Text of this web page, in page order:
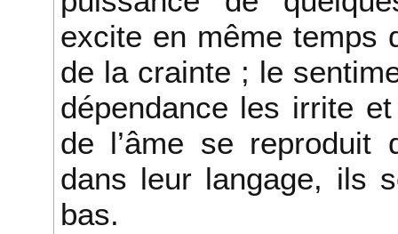
excite en même
de la crainte ; le
dépendance les irrite
de l’âme se
dans leur langage, ils
bas.